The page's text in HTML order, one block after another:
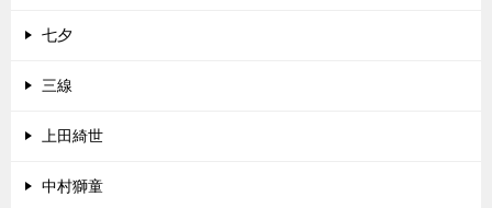
七夕
三線
上田綺世
中村獅童